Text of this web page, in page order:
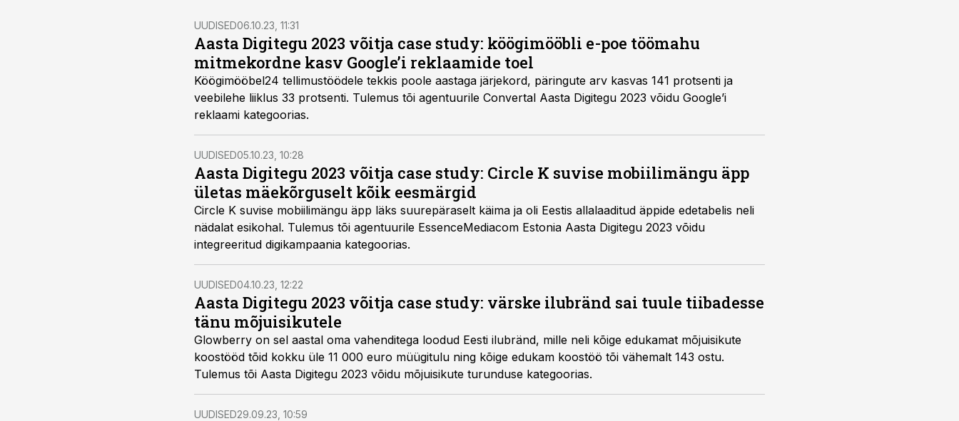
UUDISED06.10.23, 11:31
Aasta Digitegu 2023 võitja case study: köögimööbli e-poe töömahu
mitmekordne kasv Google’i reklaamide toel
Köögimööbel24 tellimustöödele tekkis poole aastaga järjekord, päringute arv kasvas 141 protsenti ja
veebilehe liiklus 33 protsenti. Tulemus tõi agentuurile Convertal Aasta Digitegu 2023 võidu Google’i
reklaami kategoorias.
UUDISED05.10.23, 10:28
Aasta Digitegu 2023 võitja case study: Circle K suvise mobiilimängu äpp
ületas mäekõrguselt kõik eesmärgid
Circle K suvise mobiilimängu äpp läks suurepäraselt käima ja oli Eestis allalaaditud äppide edetabelis neli
nädalat esikohal. Tulemus tõi agentuurile EssenceMediacom Estonia Aasta Digitegu 2023 võidu
integreeritud digikampaania kategoorias.
UUDISED04.10.23, 12:22
Aasta Digitegu 2023 võitja case study: värske ilubränd sai tuule tiibadesse
tänu mõjuisikutele
Glowberry on sel aastal oma vahenditega loodud Eesti ilubränd, mille neli kõige edukamat mõjuisikute
koostööd tõid kokku üle 11 000 euro müügitulu ning kõige edukam koostöö tõi vähemalt 143 ostu.
Tulemus tõi Aasta Digitegu 2023 võidu mõjuisikute turunduse kategoorias.
UUDISED29.09.23, 10:59